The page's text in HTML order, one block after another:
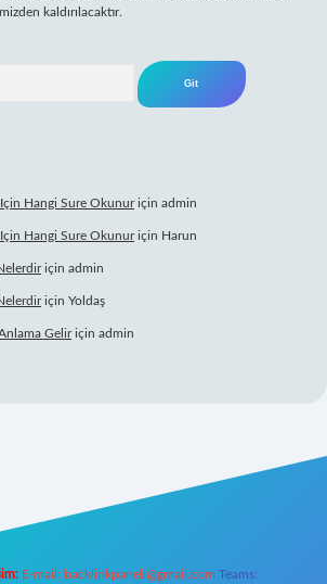
kaldırılacaktır.
Için Hangi Sure Okunuriçin admin
Için Hangi Sure Okunuriçin Harun
için admin
için Yoldaş
Geliriçin admin
E-mail: backlinkpaneli@gmail.com Teams: